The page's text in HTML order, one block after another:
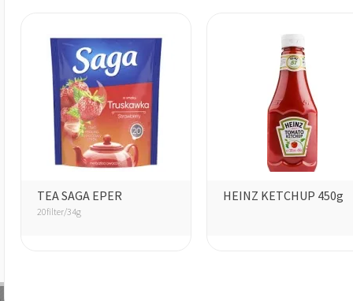
TEA SAGA EPER
20filter/34g
HEINZ KETCHUP 450g